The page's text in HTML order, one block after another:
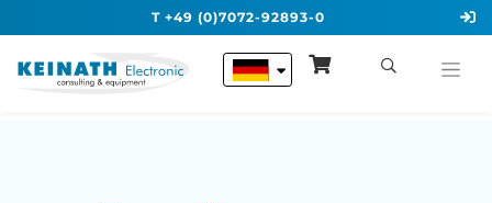
T +49 (0)7072-92893-0